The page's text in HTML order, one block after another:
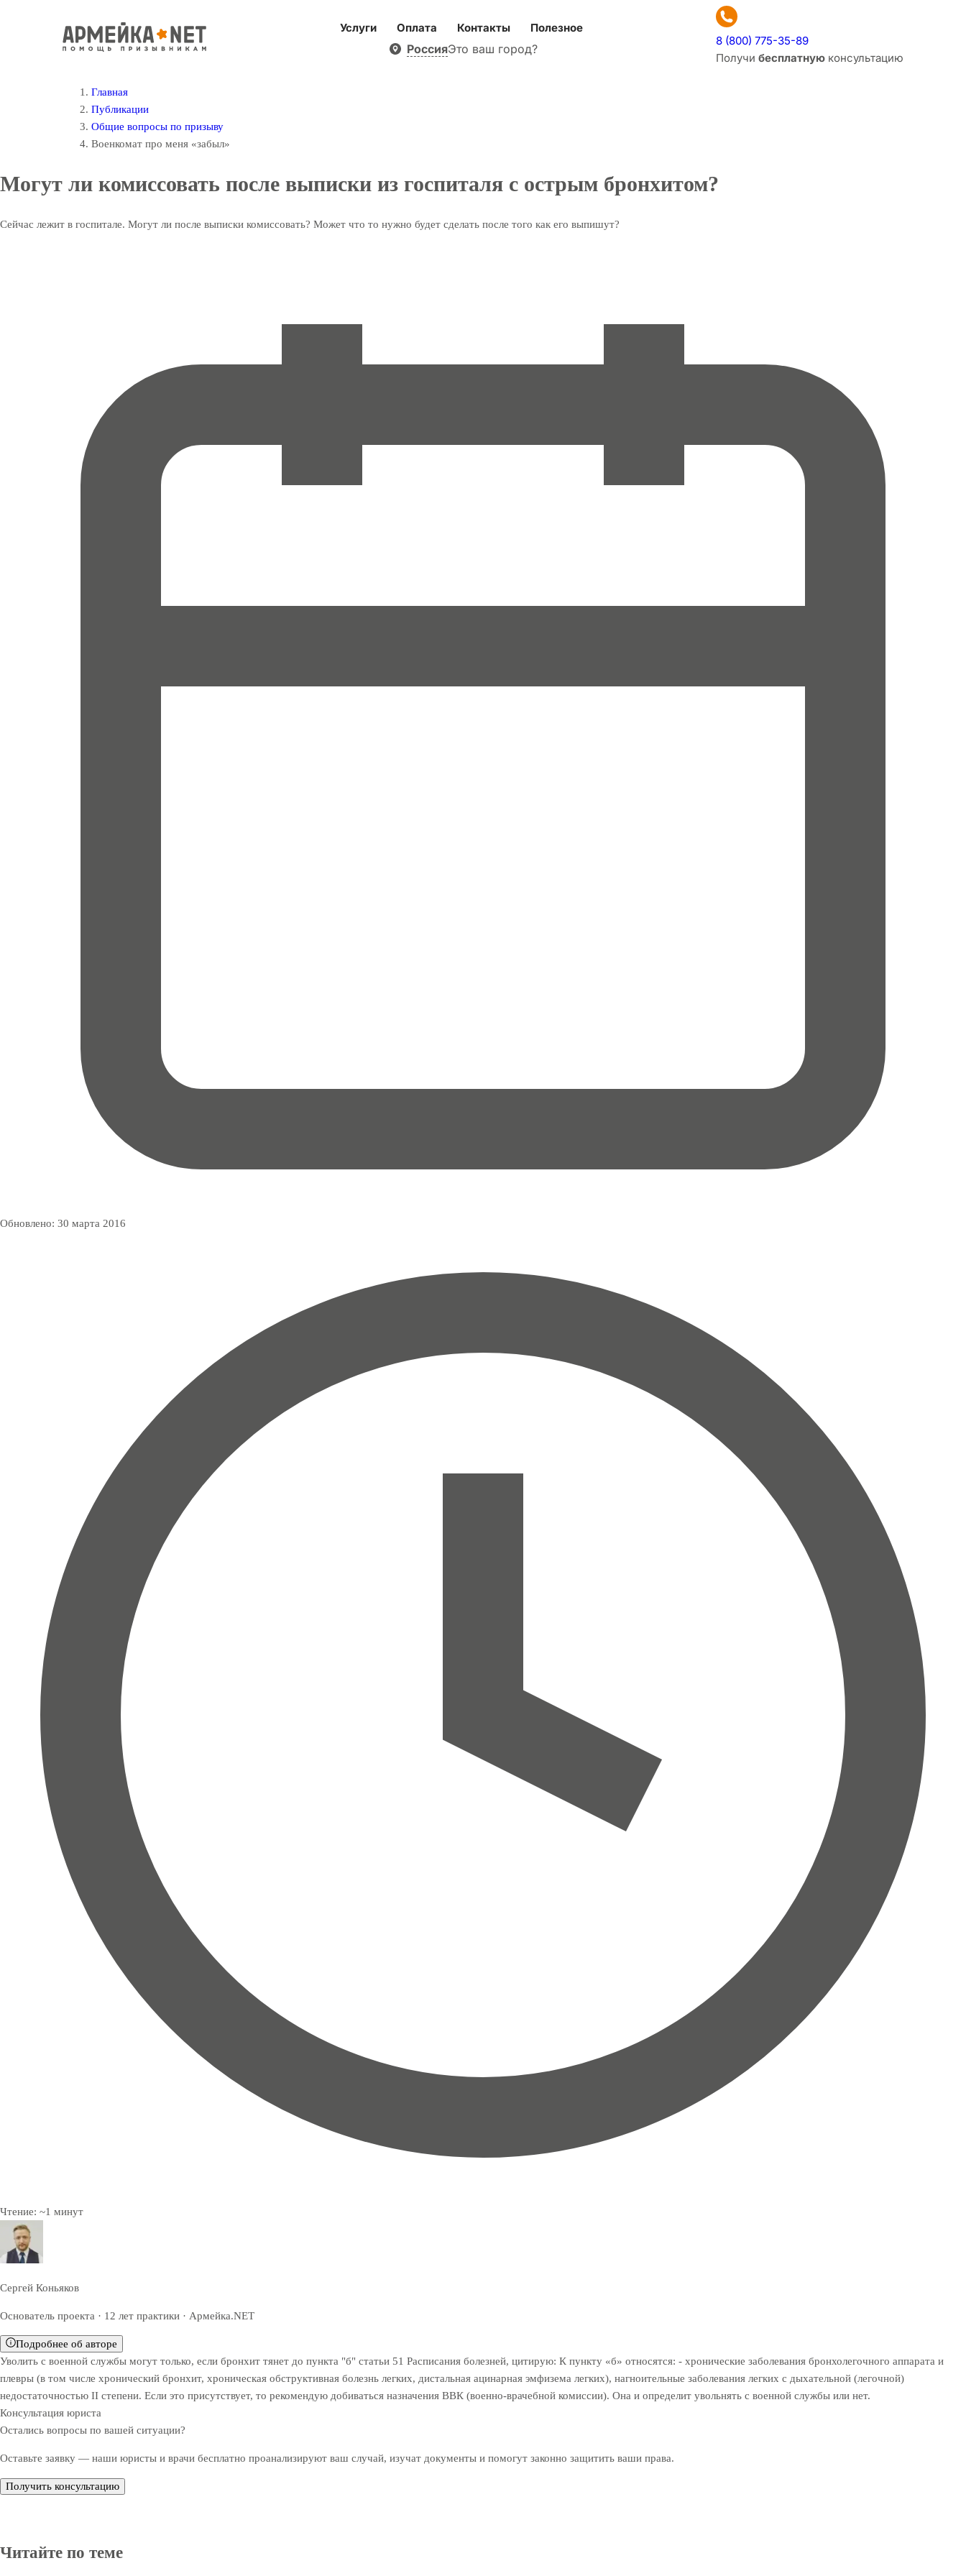
Услуги Оплата Контакты Полезное
РоссияЭто ваш город?
8 (800) 775-35-89
Получи бесплатную консультацию
Главная
Публикации
Общие вопросы по призыву
Военкомат про меня «забыл»
Могут ли комиссовать после выписки из госпиталя с острым бронхитом?
Сейчас лежит в госпитале. Могут ли после выписки комиссовать? Может что то нужно будет сделать после того как его выпишут?
Обновлено: 30 марта 2016
Чтение: ~1 минут
Сергей Коньяков
Основатель проекта · 12 лет практики · Армейка.NET
Подробнее об авторе
Уволить с военной службы могут только, если бронхит тянет до пункта "б" статьи 51 Расписания болезней, цитирую: К пункту «б» относятся: - хронические заболевания бронхолегочного аппарата и
плевры (в том числе хронический бронхит, хроническая обструктивная болезнь легких, дистальная ацинарная эмфизема легких), нагноительные заболевания легких с дыхательной (легочной)
недостаточностью II степени. Если это присутствует, то рекомендую добиваться назначения ВВК (военно-врачебной комиссии). Она и определит увольнять с военной службы или нет.
Консультация юриста
Остались вопросы по вашей ситуации?
Оставьте заявку — наши юристы и врачи бесплатно проанализируют ваш случай, изучат документы и помогут законно защитить ваши права.
Получить консультацию
Читайте по теме